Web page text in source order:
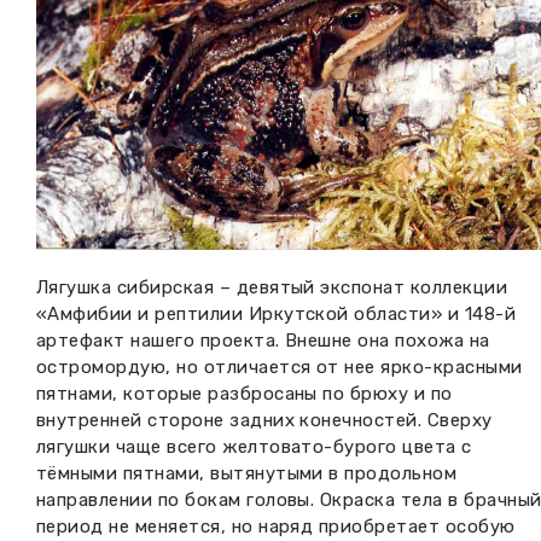
Вакансии музея
Независимая оценка
Проекты и программы
Научные издания
Прейскурант
Фонды и коллекции
Партнеры
Дирекция
Ледокол Ангара
Музей В.Г. Распутина
КПЦ им. свт. Иннокентия (Вениаминова)
Научно-фондовый отдел
Музеи региона
Повышение квалификации
Передвижные выставки
Отчетность
Профессиональные мероприятия
Лягушка сибирская – девятый экспонат коллекции
«Амфибии и рептилии Иркутской области» и 148-й
артефакт нашего проекта. Внешне она похожа на
остромордую, но отличается от нее ярко-красными
пятнами, которые разбросаны по брюху и по
внутренней стороне задних конечностей. Сверху
лягушки чаще всего желтовато-бурого цвета с
тёмными пятнами, вытянутыми в продольном
направлении по бокам головы. Окраска тела в брачный
период не меняется, но наряд приобретает особую